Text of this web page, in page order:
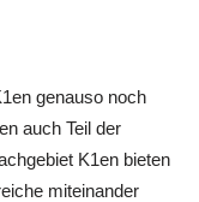
genauso noch
auch Teil der
K1en bieten
miteinander